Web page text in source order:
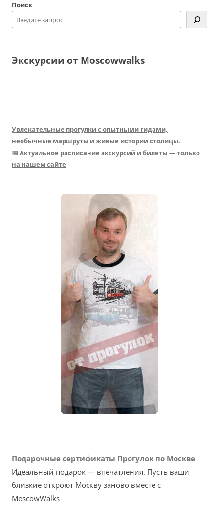
записям
Поиск
Экскурсии от Moscowwalks
Увлекательные прогулки с опытными гидами,
необычные маршруты и живые истории столицы.
📅 Актуальное расписание экскурсий и билеты — только
на нашем сайте
Подарочные сертификаты Прогулок по Москве
Идеальный подарок — впечатления. Пусть ваши
близкие откроют Москву заново вместе с
MoscowWalks